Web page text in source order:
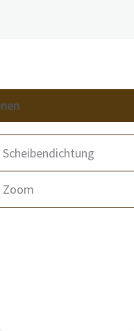
Scheibendichtung
Zoom